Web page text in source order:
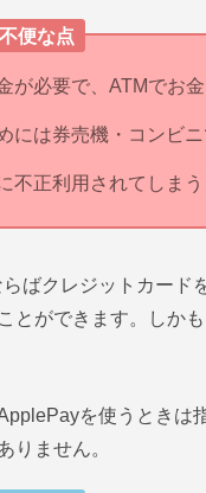
便な点
が必要で、ATMでお
には券売機・コンビ
不正利用されてしまう
ばクレジットカード
とができます。しか
を使うときは
りません。